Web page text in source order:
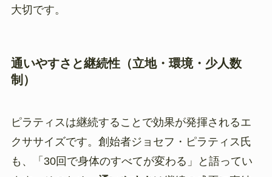
大切です。
通いやすさと継続性（立地・環境・少人数
制）
ピラティスは継続することで効果が発揮されるエ
クササイズです。創始者ジョセフ・ピラティス氏
も、「30回で身体のすべてが変わる」と語ってい